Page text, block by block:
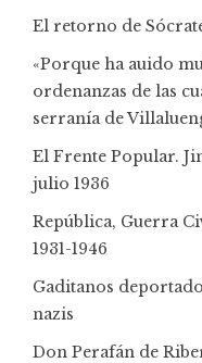
El retorno de
«Porque ha auido
ordenanzas de las
serranía de
El Frente Popular.
julio 1936
República, Guerra
1931-1946
Gaditanos
nazis
Don Perafán de